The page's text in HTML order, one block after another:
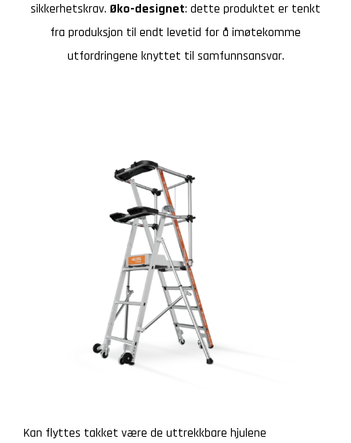
sikkerhetskrav. Øko-designet: dette produktet er tenkt
fra produksjon til endt levetid for å imøtekomme
utfordringene knyttet til samfunnsansvar.
Kan flyttes takket være de uttrekkbare hjulene